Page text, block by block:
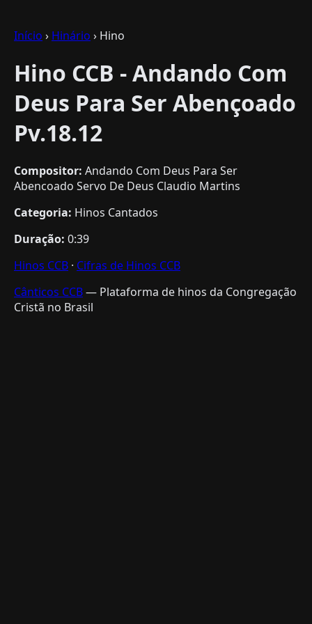
Início › Hinário › Hino
Hino CCB - Andando Com
Deus Para Ser Abençoado
Pv.18.12
Compositor: Andando Com Deus Para Ser
Abencoado Servo De Deus Claudio Martins
Categoria: Hinos Cantados
Duração: 0:39
Hinos CCB · Cifras de Hinos CCB
Cânticos CCB— Plataforma de hinos da Congregação
Cristã no Brasil